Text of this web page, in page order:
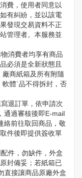
費，使用者同意以
有糾紛，並以該電
發現交易資料不正
管理者。本服務並
消費者均享有商品
必須是全新狀態且
商紙箱及所有附隨
體`品不得拆封，否
退訂單，依申請次
通過審核後即E-mail
絡前往取回商品，敬
件後即提供簽收單
件，勿缺件，外盒
封備妥；若紙箱已
直接讓商品原廠外盒